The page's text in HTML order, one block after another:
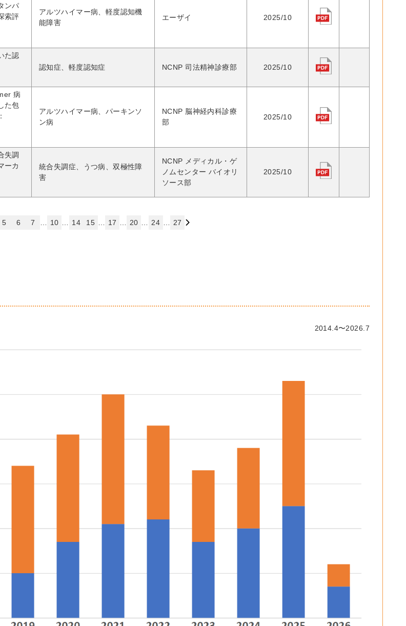
ンパ
索評
アルツハイマー病、軽度認知機
能障害
エーザイ 2025/10
た認
認知症、軽度認知症 NCNP 司法精神診療部 2025/10
病
た包
アルツハイマー病、パーキンソ
ン病
NCNP 脳神経内科診療
部
2025/10
失調
ーカ
統合失調症、うつ病、双極性障
害
NCNP メディカル・ゲ
ノムセンター バイオリ
ソース部
2025/10
5 6 7 … 10 … 14 15 … 17 … 20 … 24 … 27
2014.4〜2026.7